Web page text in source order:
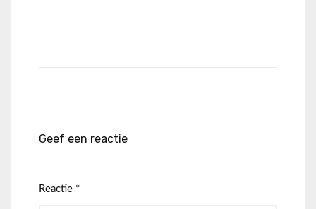
Geef een reactie
Reactie *